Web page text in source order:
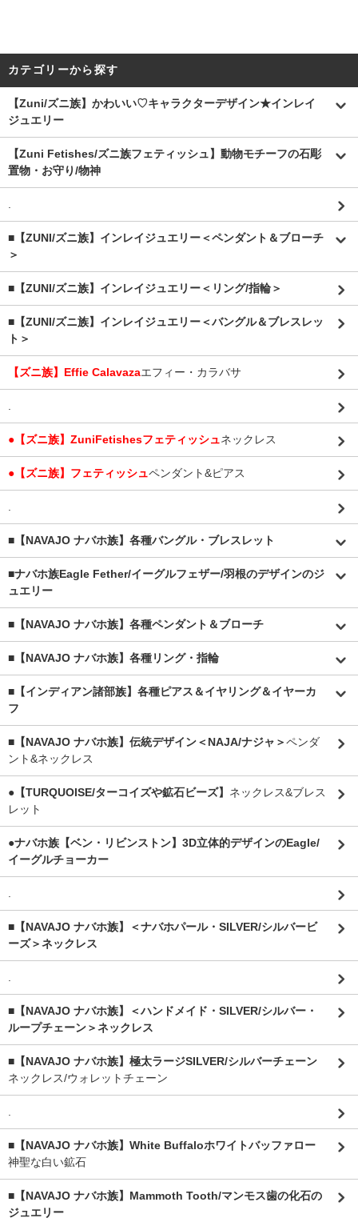
カテゴリーから探す
【Zuni/ズニ族】かわいい♡キャラクターデザイン★インレイ
ジュエリー
【Zuni Fetishes/ズニ族フェティッシュ】動物モチーフの石彫
置物・お守り/物神
.
■【ZUNI/ズニ族】インレイジュエリー＜ペンダント＆ブローチ
＞
■【ZUNI/ズニ族】インレイジュエリー＜リング/指輪＞
■【ZUNI/ズニ族】インレイジュエリー＜バングル＆ブレスレッ
ト＞
【ズニ族】Effie Calavazaエフィー・カラバサ
.
●【ズニ族】ZuniFetishesフェティッシュネックレス
●【ズニ族】フェティッシュペンダント&ピアス
.
■【NAVAJO ナバホ族】各種バングル・ブレスレット
■ナバホ族Eagle Fether/イーグルフェザー/羽根のデザインのジ
ュエリー
■【NAVAJO ナバホ族】各種ペンダント＆ブローチ
■【NAVAJO ナバホ族】各種リング・指輪
■【インディアン諸部族】各種ピアス＆イヤリング＆イヤーカ
フ
■【NAVAJO ナバホ族】伝統デザイン＜NAJA/ナジャ＞ペンダ
ント&ネックレス
●【TURQUOISE/ターコイズや鉱石ビーズ】 ネックレス&ブレス
レット
●ナバホ族【ベン・リビンストン】3D立体的デザインのEagle/
イーグルチョーカー
.
■【NAVAJO ナバホ族】＜ナバホパール・SILVER/シルバービ
ーズ＞ネックレス
.
■【NAVAJO ナバホ族】＜ハンドメイド・SILVER/シルバー・
ループチェーン＞ネックレス
■【NAVAJO ナバホ族】極太ラージSILVER/シルバーチェーン
ネックレス/ウォレットチェーン
.
■【NAVAJO ナバホ族】White Buffaloホワイトバッファロー
神聖な白い鉱石
■【NAVAJO ナバホ族】Mammoth Tooth/マンモス歯の化石の
ジュエリー